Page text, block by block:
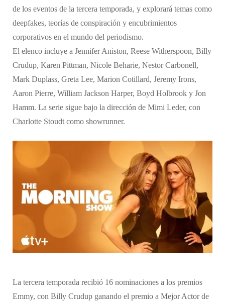
de los eventos de la tercera temporada, y explorará temas como
deepfakes, teorías de conspiración y encubrimientos
corporativos en el mundo del periodismo.
El elenco incluye a Jennifer Aniston, Reese Witherspoon, Billy
Crudup, Karen Pittman, Nicole Beharie, Nestor Carbonell,
Mark Duplass, Greta Lee, Marion Cotillard, Jeremy Irons,
Aaron Pierre, William Jackson Harper, Boyd Holbrook y Jon
Hamm. La serie sigue bajo la dirección de Mimi Leder, con
Charlotte Stoudt como showrunner.
La tercera temporada recibió 16 nominaciones a los premios
Emmy, con Billy Crudup ganando el premio a Mejor Actor de